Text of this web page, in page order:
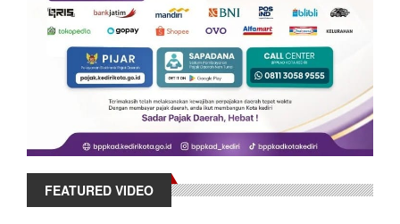
FEATURED VIDEO